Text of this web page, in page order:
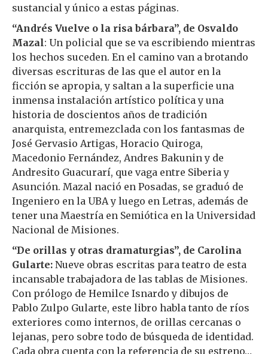
sustancial y único a estas páginas.
“Andrés Vuelve o la risa bárbara”, de Osvaldo
Mazal: Un policial que se va escribiendo mientras
los hechos suceden. En el camino van a brotando
diversas escrituras de las que el autor en la
ficción se apropia, y saltan a la superficie una
inmensa instalación artístico política y una
historia de doscientos años de tradición
anarquista, entremezclada con los fantasmas de
José Gervasio Artigas, Horacio Quiroga,
Macedonio Fernández, Andres Bakunin y de
Andresito Guacurarí, que vaga entre Siberia y
Asunción. Mazal nació en Posadas, se graduó de
Ingeniero en la UBA y luego en Letras, además de
tener una Maestría en Semiótica en la Universidad
Nacional de Misiones.
“De orillas y otras dramaturgias”, de Carolina
Gularte: Nueve obras escritas para teatro de esta
incansable trabajadora de las tablas de Misiones.
Con prólogo de Hemilce Isnardo y dibujos de
Pablo Zulpo Gularte, este libro habla tanto de ríos
exteriores como internos, de orillas cercanas o
lejanas, pero sobre todo de búsqueda de identidad.
Cada obra cuenta con la referencia de su estreno…